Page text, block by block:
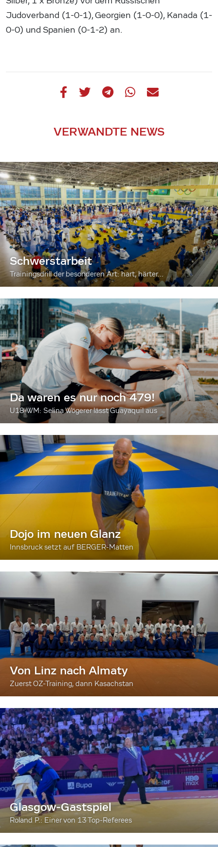
Judoverband (1-0-1), Georgien (1-0-0), Kanada (1-
0-0) und Spanien (0-1-2) an.
VERWANDTE NEWS
Schwerstarbeit
Trainingsdrill der besonderen Art: hart, härter...
Da waren es nur noch 479!
U18-WM: Selina Wögerer lässt Guayaquil aus
Dojo im neuen Glanz
Innsbruck setzt auf BERGER-Matten
Von Linz nach Almaty
Zuerst OZ-Training, dann Kasachstan
Glasgow-Gastspiel
Roland P.: Einer von 13 Top-Referees